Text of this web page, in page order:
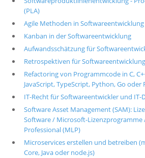
(PLA)
Agile Methoden in Softwareentwicklung
Kanban in der Softwareentwicklung
Aufwandsschätzung für
Retrospektiven für
Refactoring von Programmcode in C,
JavaScript, TypeScript, Python, Go oder
IT-Recht für Softwareentwickler und IT-
Software Asset Management (SAM):
Software / Microsoft-Lizenzprogramme
Professional (MLP)
Microservices erstellen und betreiben
Core, Java oder node.js)